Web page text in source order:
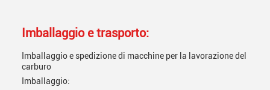
Imballaggio e trasporto:
Imballaggio e spedizione di macchine per la lavorazione del
carburo
Imballaggio: